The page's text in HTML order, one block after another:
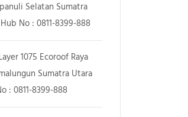
Selatan Sumatra
No : 0811-8399-888
1075 Ecoroof Raya
Sumatra Utara
: 0811-8399-888